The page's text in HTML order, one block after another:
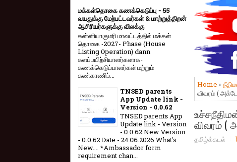
Home »
விவரம் (
விவரம் (
தமிழ்க்கடல்
மக்கள்தொகை கணக்கெடுப்பு - 55
வயதுக்கு மேற்பட்டவர்கள் & மாற்றுத்திறன்
ஆசிரியர்களுக்கு விலக்கு
கன்னியாகுமரி மாவட்டத்தில் மக்கள்
தொகை -2027- Phase (House
Listing Operation) dann
களப்பயிற்சியாளர்களாக-
கணக்கெடுப்பாளர்கள் மற்றும்
கண்காணிப்...
TNSED parents
App Update link -
Version - 0.0.62
TNSED parents App
Update link - Version
- 0.0.62 New Version
- 0.0.62 Date - 24.06.2026 What's
New.... *Ambassador form
requirement chan...